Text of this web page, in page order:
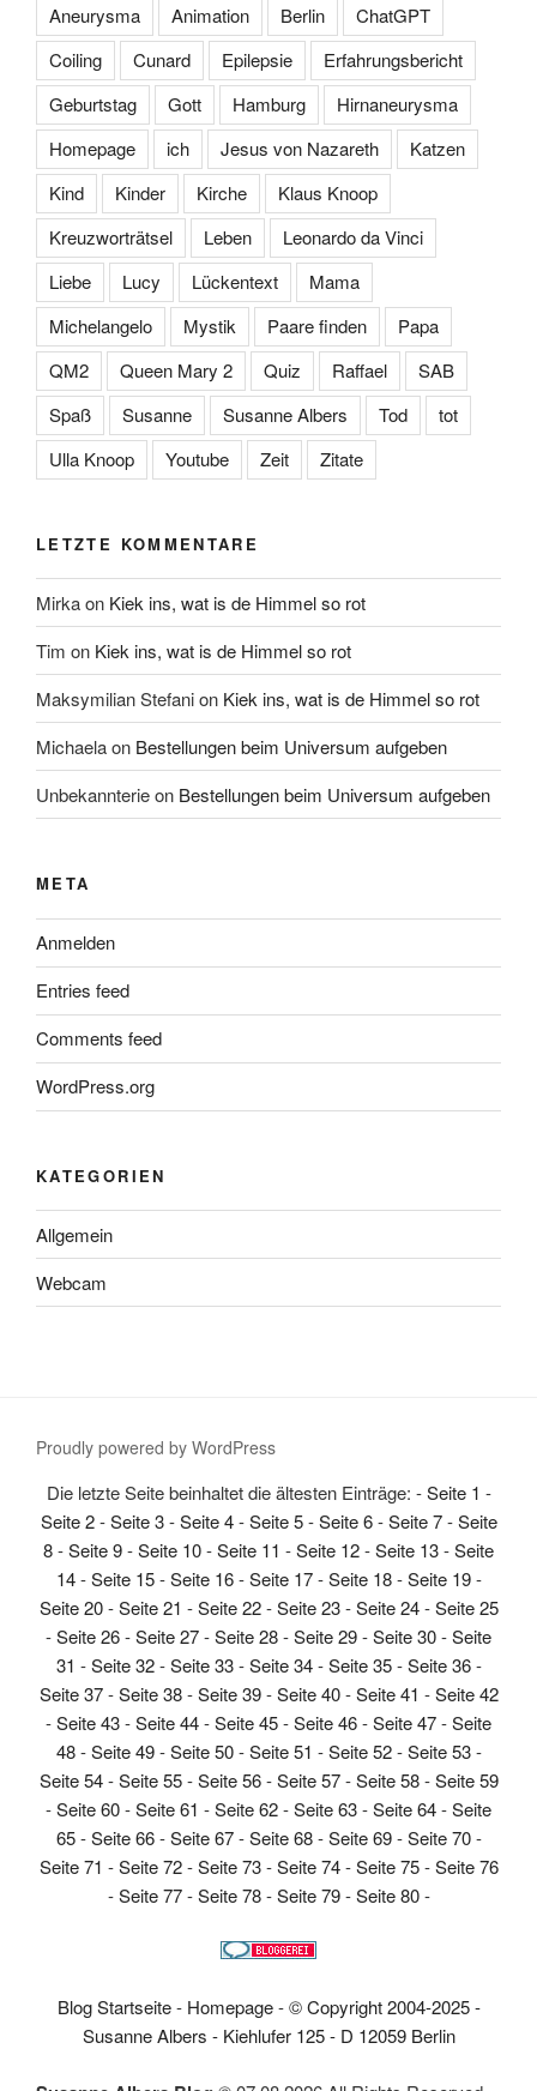
Aneurysma Animation Berlin
ChatGPT
Coiling
Cunard Epilepsie
Erfahrungsbericht
Geburtstag
Gott Hamburg
Hirnaneurysma
Homepage
ich Jesus von Nazareth
Katzen
Kind
Kinder Kirche
Klaus Knoop
Kreuzworträtsel
Leben
Leonardo da Vinci
Liebe
Lucy Lückentext
Mama
Michelangelo
Mystik Paare finden
Papa
QM2
Queen Mary 2 Quiz Raffael
SAB
Spaß
Susanne Susanne Albers Tod
tot
Ulla Knoop
Youtube Zeit Zitate
LETZTE KOMMENTARE
Mirkaon Kiek ins, wat is de Himmel so rot
Tim on Kiek ins, wat is de Himmel so rot
Maksymilian Stefanion Kiek ins, wat is de Himmel so rot
Michaelaon Bestellungen beim Universum aufgeben
Unbekannterieon Bestellungen beim Universum aufgeben
META
Anmelden
Entries feed
Comments feed
WordPress.org
KATEGORIEN
Allgemein
Webcam
Proudly powered by WordPress
Die letzte Seite beinhaltet die ältesten Einträge: -Seite 1 -
Seite 2-Seite 3-Seite 4-Seite 5-Seite 6-Seite 7-Seite
8-Seite 9-Seite 10-Seite 11 -Seite 12-Seite 13-Seite
14-Seite 15-Seite 16-Seite 17-Seite 18-Seite 19-
Seite 20-Seite 21 -Seite 22-Seite 23-Seite 24-Seite 25
-Seite 26-Seite 27-Seite 28-Seite 29-Seite 30-Seite
31 -Seite 32-Seite 33-Seite 34-Seite 35-Seite 36-
Seite 37-Seite 38-Seite 39-Seite 40-Seite 41 -Seite 42
-Seite 43-Seite 44-Seite 45-Seite 46-Seite 47-Seite
48-Seite 49-Seite 50-Seite 51 -Seite 52-Seite 53-
Seite 54-Seite 55-Seite 56-Seite 57-Seite 58-Seite 59
-Seite 60-Seite 61 -Seite 62-Seite 63-Seite 64-Seite
65-Seite 66-Seite 67-Seite 68-Seite 69-Seite 70-
Seite 71 -Seite 72-Seite 73-Seite 74-Seite 75-Seite 76
-Seite 77-Seite 78-Seite 79-Seite 80-
Blog Startseite- Homepage-© Copyright 2004-2025 -
Susanne Albers - Kiehlufer 125 - D 12059 Berlin